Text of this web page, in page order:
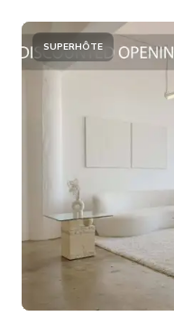
publicités.
SUPERHÔTE